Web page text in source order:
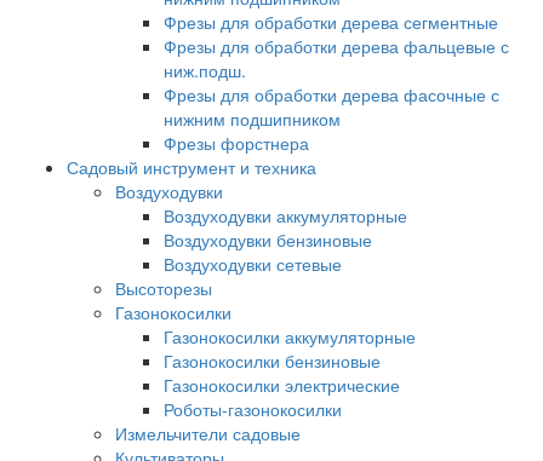
Фрезы для обработки дерева сегментные
Фрезы для обработки дерева фальцевые с
ниж.подш.
Фрезы для обработки дерева фасочные с
нижним подшипником
Фрезы форстнера
Садовый инструмент и техника
Воздуходувки
Воздуходувки аккумуляторные
Воздуходувки бензиновые
Воздуходувки сетевые
Высоторезы
Газонокосилки
Газонокосилки аккумуляторные
Газонокосилки бензиновые
Газонокосилки электрические
Роботы-газонокосилки
Измельчители садовые